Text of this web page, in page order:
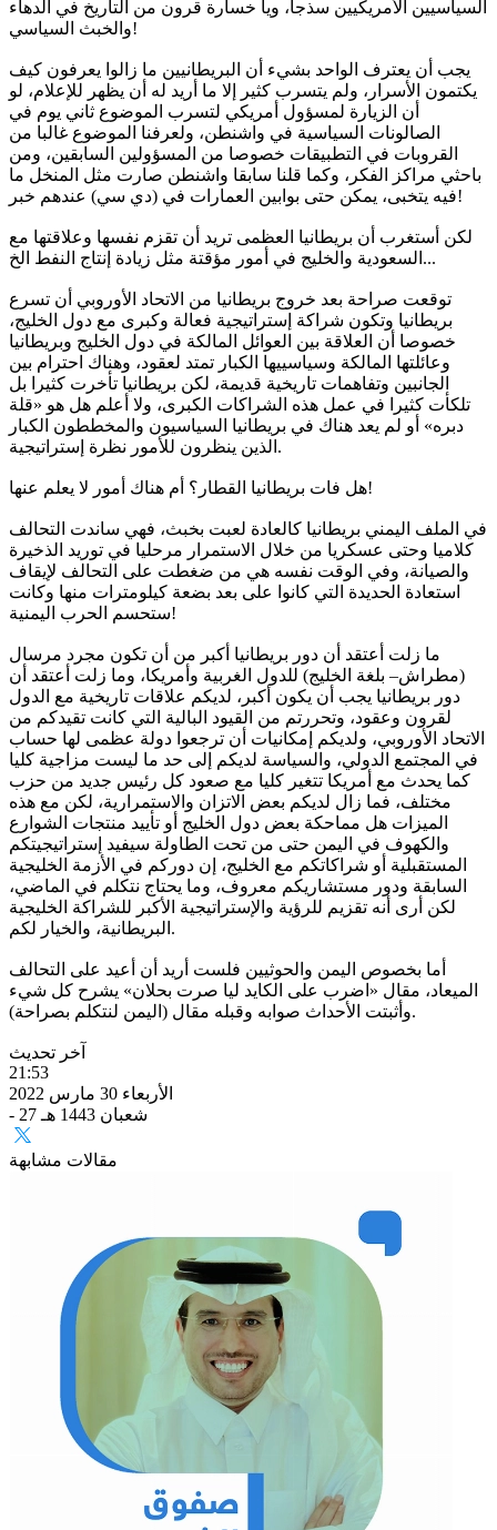
السياسيين الأمريكيين سذجا، ويا خسارة قرون من التاريخ في الدهاء
والخبث السياسي!
يجب أن يعترف الواحد بشيء أن البريطانيين ما زالوا يعرفون كيف
يكتمون الأسرار، ولم يتسرب كثير إلا ما أريد له أن يظهر للإعلام، لو
أن الزيارة لمسؤول أمريكي لتسرب الموضوع ثاني يوم في
الصالونات السياسية في واشنطن، ولعرفنا الموضوع غالبا من
القروبات في التطبيقات خصوصا من المسؤولين السابقين، ومن
باحثي مراكز الفكر، وكما قلنا سابقا واشنطن صارت مثل المنخل ما
فيه يتخبى، يمكن حتى بوابين العمارات في (دي سي) عندهم خبر!
لكن أستغرب أن بريطانيا العظمى تريد أن تقزم نفسها وعلاقتها مع
السعودية والخليج في أمور مؤقتة مثل زيادة إنتاج النفط الخ...
توقعت صراحة بعد خروج بريطانيا من الاتحاد الأوروبي أن تسرع
بريطانيا وتكون شراكة إستراتيجية فعالة وكبرى مع دول الخليج،
خصوصا أن العلاقة بين العوائل المالكة في دول الخليج وبريطانيا
وعائلتها المالكة وسياسييها الكبار تمتد لعقود، وهناك احترام بين
الجانبين وتفاهمات تاريخية قديمة، لكن بريطانيا تأخرت كثيرا بل
تلكأت كثيرا في عمل هذه الشراكات الكبرى، ولا أعلم هل هو «قلة
دبره» أو لم يعد هناك في بريطانيا السياسيون والمخططون الكبار
الذين ينظرون للأمور نظرة إستراتيجية.
هل فات بريطانيا القطار؟ أم هناك أمور لا يعلم عنها!
في الملف اليمني بريطانيا كالعادة لعبت بخبث، فهي ساندت التحالف
كلاميا وحتى عسكريا من خلال الاستمرار مرحليا في توريد الذخيرة
والصيانة، وفي الوقت نفسه هي من ضغطت على التحالف لإيقاف
استعادة الحديدة التي كانوا على بعد بضعة كيلومترات منها وكانت
ستحسم الحرب اليمنية!
ما زلت أعتقد أن دور بريطانيا أكبر من أن تكون مجرد مرسال
(مطراش– بلغة الخليج) للدول الغربية وأمريكا، وما زلت أعتقد أن
دور بريطانيا يجب أن يكون أكبر، لديكم علاقات تاريخية مع الدول
لقرون وعقود، وتحررتم من القيود البالية التي كانت تقيدكم من
الاتحاد الأوروبي، ولديكم إمكانيات أن ترجعوا دولة عظمى لها حساب
في المجتمع الدولي، والسياسة لديكم إلى حد ما ليست مزاجية كليا
كما يحدث مع أمريكا تتغير كليا مع صعود كل رئيس جديد من حزب
مختلف، فما زال لديكم بعض الاتزان والاستمرارية، لكن مع هذه
الميزات هل مماحكة بعض دول الخليج أو تأييد منتجات الشوارع
والكهوف في اليمن حتى من تحت الطاولة سيفيد إستراتيجيتكم
المستقبلية أو شراكاتكم مع الخليج، إن دوركم في الأزمة الخليجية
السابقة ودور مستشاريكم معروف، وما يحتاج نتكلم في الماضي،
لكن أرى أنه تقزيم للرؤية والإستراتيجية الأكبر للشراكة الخليجية
البريطانية، والخيار لكم.
أما بخصوص اليمن والحوثيين فلست أريد أن أعيد على التحالف
الميعاد، مقال «اضرب على الكايد ليا صرت بحلان» يشرح كل شيء
وأثبتت الأحداث صوابه وقبله مقال (اليمن لنتكلم بصراحة).
آخر تحديث
21:53
الأربعاء 30 مارس 2022
- 27 شعبان 1443 هـ
مقالات مشابهة